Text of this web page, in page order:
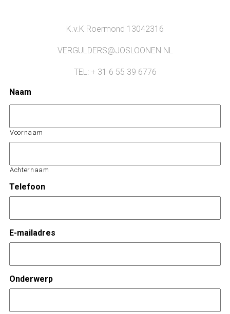
K.v.K Roermond 13042316
VERGULDERS@JOSLOONEN.NL
TEL: + 31 6 55 39 6776
Naam
Voornaam
Achternaam
Telefoon
E-mailadres
Onderwerp